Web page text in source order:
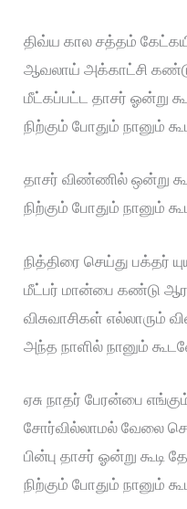
திவ்ய கால சத்தம்
ஆவலாய் அக்காட்சி
மீட்கப்பட்ட தாசர் ஓன்று
நிற்கும் போதும் நானும்
தாசர் விண்ணில் ஒன்று
நிற்கும் போதும் நானும்
நித்திரை செய்து பக்தர்
மீட்பர் மான்பை கண்டு
விசுவாசிகள் எல்லாரும்
அந்த நாளில் நானும்
ஏசு நாதர் பேரன்பை எங்கும்
சோர்வில்லாமல் வேலை
பின்பு தாசர் ஓன்று கூடி
நிற்கும் போதும் நானும்